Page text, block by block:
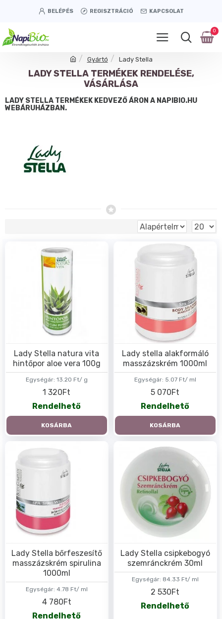
BELÉPÉS REGISZTRÁCIÓ KAPCSOLAT
0
Gyártó Lady Stella
LADY STELLA TERMÉKEK RENDELÉSE,
VÁSÁRLÁSA
LADY STELLA TERMÉKEK KEDVEZŐ ÁRON A NAPIBIO.HU
WEBÁRUHÁZBAN.
Egységár: 13.20 Ft/ g
Lady Stella natura vita
hintőpor aloe vera 100g
1 320Ft
Rendelhető
KOSÁRBA
Egységár: 5.07 Ft/ ml
Lady stella alakformáló
masszázskrém 1000ml
5 070Ft
Rendelhető
KOSÁRBA
Egységár: 4.78 Ft/ ml
Lady Stella bőrfeszesítő
masszázskrém spirulina
1000ml
4 780Ft
Rendelhető
Egységár: 84.33 Ft/ ml
Lady Stella csipkebogyó
szemránckrém 30ml
2 530Ft
Rendelhető